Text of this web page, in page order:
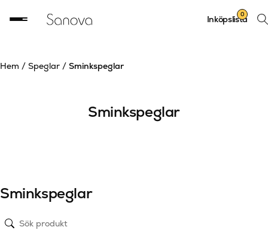
Sök
Inköpslista
0
Hem / Speglar / Sminkspeglar
Sminkspeglar
Sminkspeglar